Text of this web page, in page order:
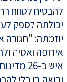
להבטיח לטווח
יכולתה לספק
יוזמתה:
איש ב-